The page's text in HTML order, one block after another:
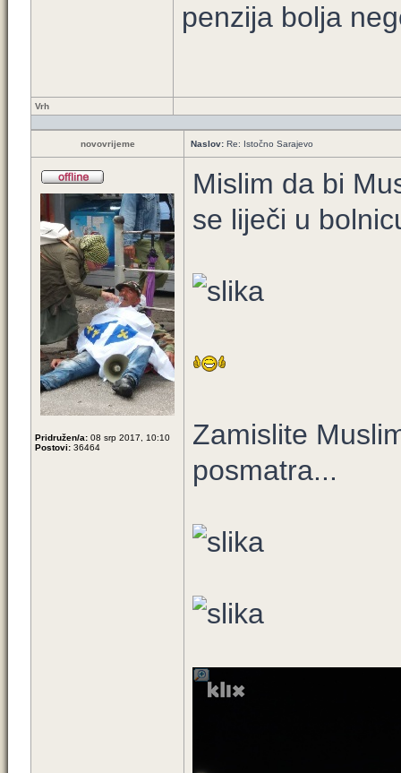
penzija bolja
Vrh
novovrijeme Naslov: Re: Istočno Sarajevo
Pridružen/a: 08 srp 2017, 10:10
Postovi: 36464
Mislim da bi
se liječi u
Zamislite
posmatra...